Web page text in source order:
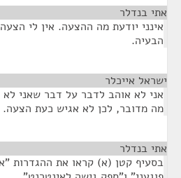
אתי בנדלר
אינני יודעת מה ההצעה. אין לי
הבעיה.
ישראל אייכלר
אני לא אוהב לדבר על דבר שאני לא
מה מדובר, לכן לא אגיש כעת הצעה.
אתי בנדלר
בסעיף קטן (א) קראו את ההגדרות